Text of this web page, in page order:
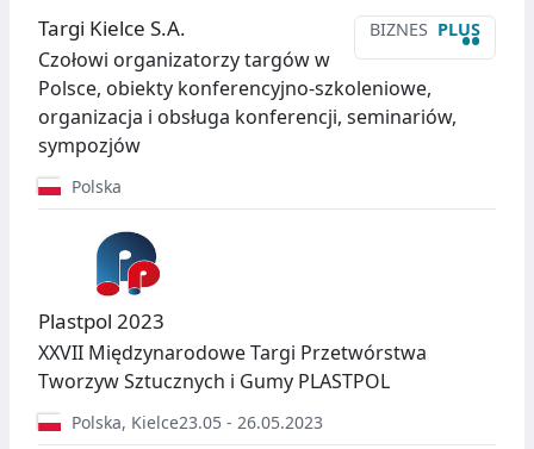
BIZNES PLUS
••
Targi Kielce S.A.
Czołowi organizatorzy targów w
Polsce, obiekty konferencyjno-szkoleniowe,
organizacja i obsługa konferencji, seminariów,
sympozjów
Polska
Plastpol 2023
XXVII Międzynarodowe Targi Przetwórstwa
Tworzyw Sztucznych i Gumy PLASTPOL
Polska, Kielce23.05 - 26.05.2023